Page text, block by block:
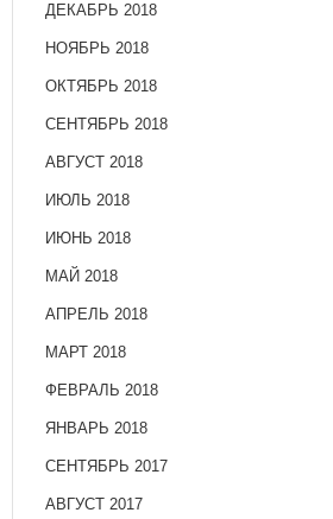
ДЕКАБРЬ 2018
НОЯБРЬ 2018
ОКТЯБРЬ 2018
СЕНТЯБРЬ 2018
АВГУСТ 2018
ИЮЛЬ 2018
ИЮНЬ 2018
МАЙ 2018
АПРЕЛЬ 2018
МАРТ 2018
ФЕВРАЛЬ 2018
ЯНВАРЬ 2018
СЕНТЯБРЬ 2017
АВГУСТ 2017